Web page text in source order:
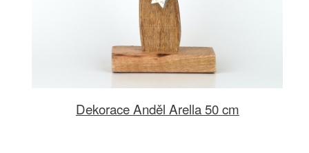
Dekorace Anděl Arella 50 cm